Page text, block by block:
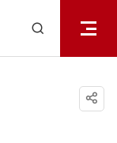
열기